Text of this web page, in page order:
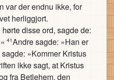
var der endnu ikke, for
herliggjort.
disse ord, sagde de:
41Andre sagde: »Han er
»Kommer Kristus
ikke sagt, at Kristus
fra Betlehem, den